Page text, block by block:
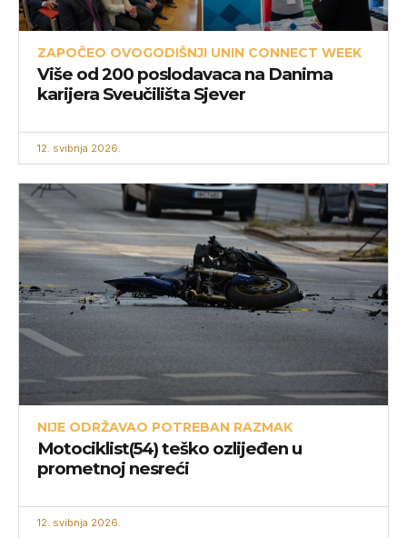
ZAPOČEO OVOGODIŠNJI UNIN CONNECT WEEK
Više od 200 poslodavaca na Danima
karijera Sveučilišta Sjever
12. svibnja 2026.
NIJE ODRŽAVAO POTREBAN RAZMAK
Motociklist(54) teško ozlijeđen u
prometnoj nesreći
12. svibnja 2026.